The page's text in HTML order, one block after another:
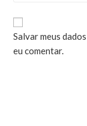
Salvar meus
eu comentar.